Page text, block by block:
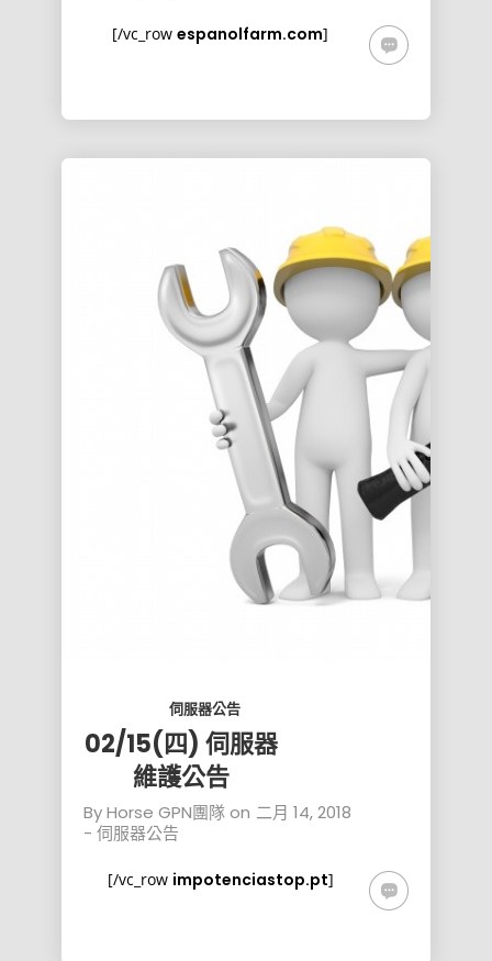
[/vc_rowespanolfarm.com]
伺服器公告
02/15(四) 伺服器
維護公告
ByHorse GPN團隊on 二月 14, 2018
- 伺服器公告
[/vc_row impotenciastop.pt]